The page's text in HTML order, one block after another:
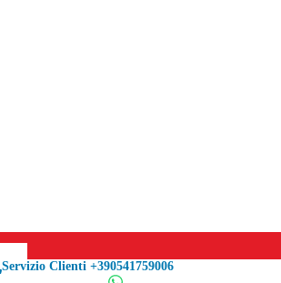
Servizio Clienti +390541759006